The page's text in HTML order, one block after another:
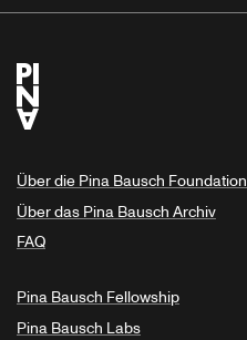
Über die Pina Bausch Foundation
Über das Pina Bausch Archiv
FAQ
Pina Bausch Fellowship
Pina Bausch Labs